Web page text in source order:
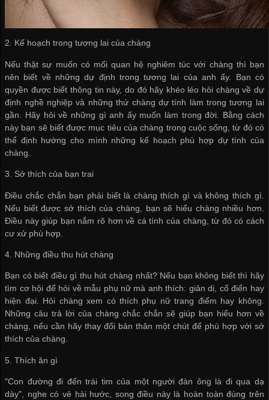
2. Kế hoạch trong tương lai của chàng
Nếu thật sự muốn có mối quan hệ nghiêm túc với chàng thì bạn
nên biết về những dự định trong tương lai của anh ấy. Bạn có
quyền được biết thông tin này, do đó hãy khéo léo hỏi chàng về dự
định nghề nghiệp và những thứ chàng dự tính làm trong tương lai
gần. Hãy hỏi về những gì anh ấy muốn làm trong đời. Bằng cách
này bạn sẽ biết được mục tiêu của chàng trong cuộc sống, từ đó có
thể định hướng cho mình những kế hoạch phù hợp dự tính của
chàng.
3. Sở thích của bạn trai
Điều chắc chắn bạn phải biết là chàng thích gì và không thích gì.
Nếu biết được sở thích của chàng, bạn sẽ hiểu chàng nhiều hơn.
Điều này giúp bạn nắm rõ hơn về cá tính của chàng, từ đó có cách
cư xử phù hợp.
4. Những điều thu hút chàng
Bạn có biết điều gì thu hút chàng nhất? Nếu bạn không biết thì hãy
tìm cơ hội để hỏi về mẫu phụ nữ mà anh thích: giản dị, cổ điển hay
hiện đại. Hỏi chàng xem có thích phụ nữ trang điểm hay không.
Những câu trả lời của chàng chắc chắn sẽ giúp bạn hiểu hơn về
chàng, nếu cần hãy thay đổi bản thân một chút để phù hợp với sở
thích của chàng.
5. Thích ăn gì
"Con đường đi đến trái tim của một người đàn ông là đi qua dạ
dày", nghe có vẻ hài hước, song điều này là hoàn toàn đúng trên